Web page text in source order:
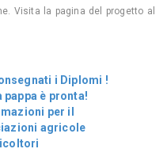
Visita la pagina del progetto al
i Diplomi !
pappa è pronta!
per il
agricole